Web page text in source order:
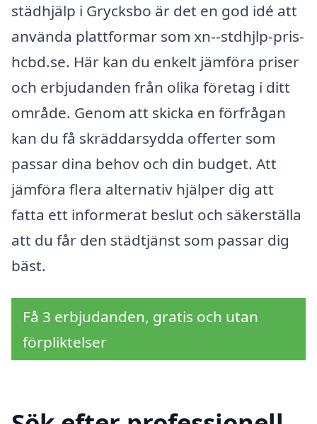
städhjälp i Grycksbo är det en god idé att
använda plattformar som xn--stdhjlp-pris-
hcbd.se. Här kan du enkelt jämföra priser
och erbjudanden från olika företag i ditt
område. Genom att skicka en förfrågan
kan du få skräddarsydda offerter som
passar dina behov och din budget. Att
jämföra flera alternativ hjälper dig att
fatta ett informerat beslut och säkerställa
att du får den städtjänst som passar dig
bäst.
Få 3 erbjudanden, gratis och utan
förpliktelser